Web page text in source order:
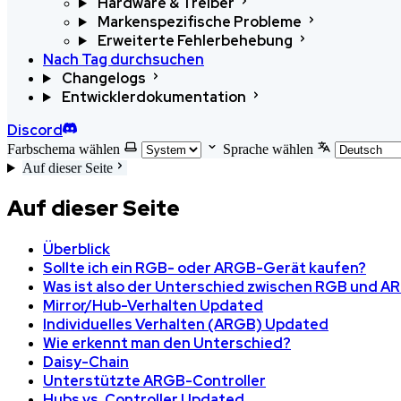
Markenspezifische Probleme
Erweiterte Fehlerbehebung
Nach Tag durchsuchen
Changelogs
Entwicklerdokumentation
Discord
Farbschema wählen
Sprache wählen
Auf dieser Seite
Auf dieser Seite
Überblick
Sollte ich ein RGB- oder ARGB-Gerät kaufen?
Was ist also der Unterschied zwischen RGB und
Mirror/Hub-Verhalten Updated
Individuelles Verhalten (ARGB) Updated
Wie erkennt man den Unterschied?
Daisy-Chain
Unterstützte ARGB-Controller